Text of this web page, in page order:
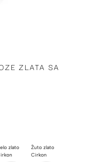
ZLATA SA
zlato
Žuto zlato
Cirkon